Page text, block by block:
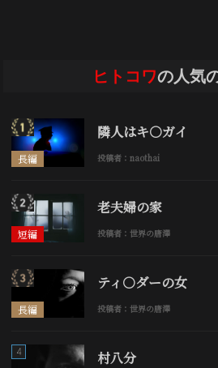
ヒトコワの人気
長編
隣人はキ○ガイ
投稿者：naothai
短編
老夫婦の家
投稿者：世界の唐澤
長編
ティ○ダーの女
投稿者：世界の唐澤
4 村八分